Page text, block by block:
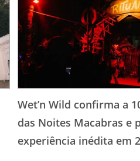
Wet’n Wild confirma a
das Noites Macabras e
experiência inédita em